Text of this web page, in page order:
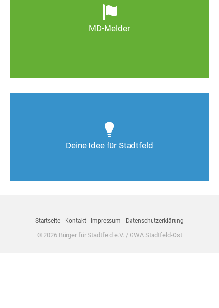
MD-Melder
wild entsorgter Müll. Melden Sie Mängel, damit
Magdeburg schöner und lebenswerter wird.
Deine Idee für Stadtfeld
Deine Ideen sind gefragt!
Startseite Kontakt Impressum Datenschutzerklärung
© 2026 Bürger für Stadtfeld e.V. / GWA Stadtfeld-Ost